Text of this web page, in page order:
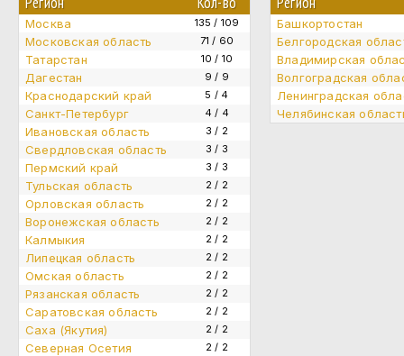
Москва 135 / 109
Московская область 71 / 60
Татарстан 10 / 10
Дагестан 9 / 9
Краснодарский край 5 / 4
Санкт-Петербург 4 / 4
Ивановская область 3 / 2
Свердловская область 3 / 3
Пермский край 3 / 3
Тульская область 2 / 2
Орловская область 2 / 2
Воронежская область 2 / 2
Калмыкия 2 / 2
Липецкая область 2 / 2
Омская область 2 / 2
Рязанская область 2 / 2
Саратовская область 2 / 2
Саха (Якутия) 2 / 2
Северная Осетия 2 / 2
Башкортостан
Белгородская
Владимирская
Волгоградская
Ленинградская
Челябинская